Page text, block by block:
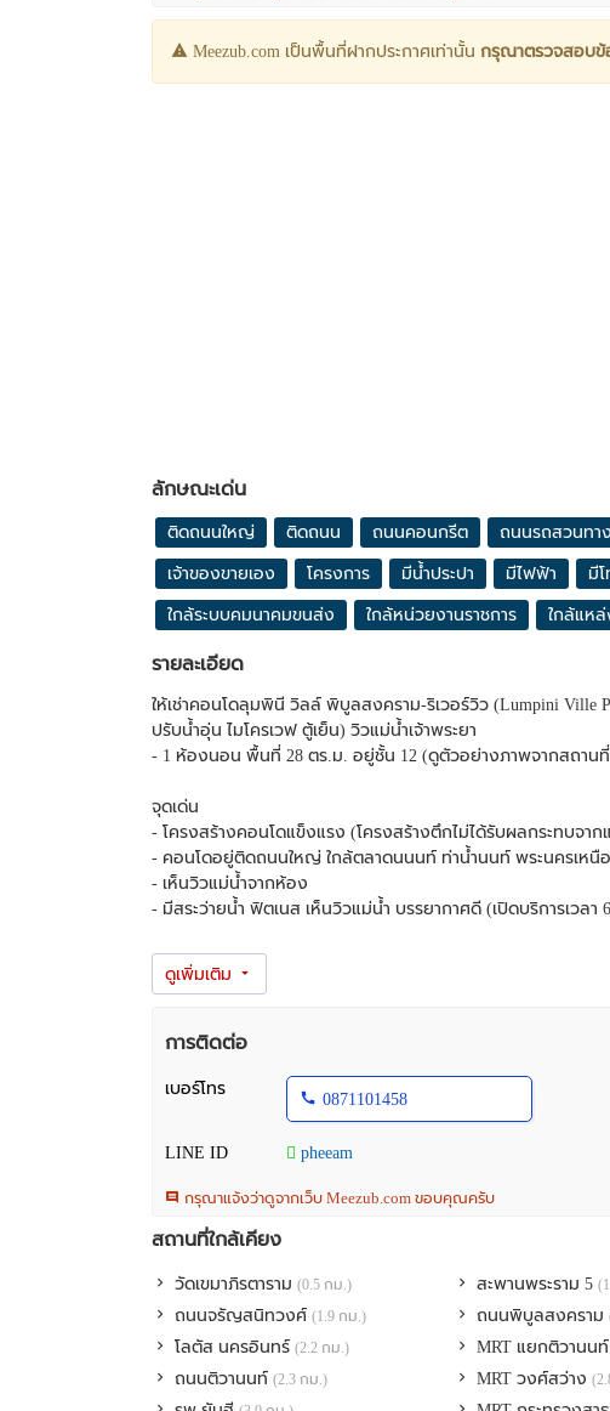
Meezub.com เป็นพื้นที่ฝากประกาศเท่านั้น กรุณาตรวจสอบ
ลักษณะเด่น
ติดถนนใหญ่ ติดถนน ถนนคอนกรีต ถนนรถสวนทา
เจ้าของขายเอง โครงการ มีน้ำประปา มีไฟฟ้า มี
ใกล้ระบบคมนาคมขนส่ง ใกล้หน่วยงานราชการ ใกล้แห
รายละเอียด
ให้เช่าคอนโดลุมพินี วิลล์ พิบูลสงคราม-ริเวอร์วิว (Lumpini Ville
ปรับน้ำอุ่น ไมโครเวฟ ตู้เย็น) วิวแม่น้ำเจ้าพระยา
- 1 ห้องนอน พื้นที่ 28 ตร.ม. อยู่ชั้น 12 (ดูตัวอย่างภาพจากสถานที่
จุดเด่น
- โครงสร้างคอนโดแข็งแรง (โครงสร้างตึกไม่ได้รับผลกระทบจาก
- คอนโดอยู่ติดถนนใหญ่ ใกล้ตลาดนนนท์ ท่าน้ำนนท์ พระนครเหนือ
- เห็นวิวแม่น้ำจากห้อง
- มีสระว่ายน้ำ ฟิตเนส เห็นวิวแม่น้ำ บรรยากาศดี (เปิดบริการเวลา
สถานที่ใกล้เคียง
- มหาวิทยาลัยเทคโนโลยีพระจอมเกล้าพระนครเหนือ (มจพ.)
- โรงเรียนวัดเขมาภิรตาราม
- รถไฟฟ้า สายสีม่วง บางซื่อ-บางใหญ่
- ท่าเรือวัดเขมาภิรตาราม
- สะพานพระราม 7
- สะพานพระราม 5
- BIG C ติวานนท์, BIG C วงศ์สว่าง, Major นนทบุรี
ข้อมูลอื่น ๆ
- ที่จอดรถทั้งหมด 330 คัน
- ที่ตั้ง ถนนพิบูลสงคราม ตำบลสวนใหญ่ อำเภอเมืองนนทบุรี จัง
- ปีที่สร้างเสร็จ พ.ศ. 2555
การติดต่อ
เบอร์โทร
0871101458
LINE ID pheeam
กรุณาแจ้งว่าดูจากเว็บ Meezub.com ขอบคุณครับ
สถานที่ใกล้เคียง
วัดเขมาภิรตาราม (0.5 กม.) สะพานพระราม 5
ถนนจรัญสนิทวงศ์ (1.9 กม.) ถนนพิบูลสงคราม
โลตัส นครอินทร์ (2.2 กม.) MRT แยกติวานน
ถนนติวานนท์ (2.3 กม.) MRT วงศ์สว่าง